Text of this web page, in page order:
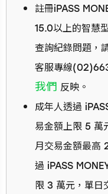
註冊iPASS
15.0以上的智慧
查詢紀錄問題，
客服專線
我們 反映。
成年人透過
易金額上限 5 萬
月交易金額最高
過 iPASS
限 3 萬元，單日